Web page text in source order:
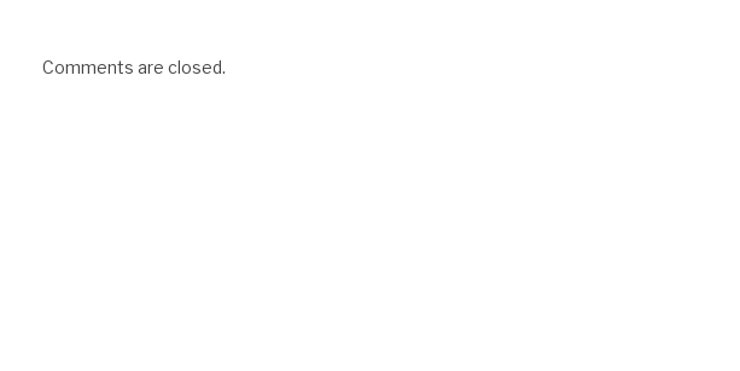
Comments are closed.